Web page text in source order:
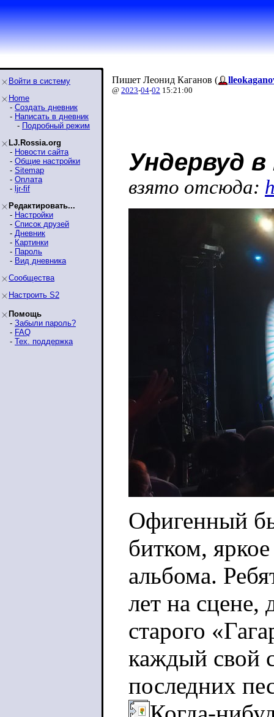
Войти в систему
Home
- Создать дневник
- Написать в дневник
- Подробный режим
LJ.Rossia.org
- Новости сайта
- Общие настройки
- Sitemap
- Оплата
- ljr-fif
Редактировать...
- Настройки
- Список друзей
- Дневник
- Картинки
- Пароль
- Вид дневника
Сообщества
Настроить S2
Помощь
- Забыли пароль?
- FAQ
- Тех. поддержка
Пишет Леонид Каганов (
@ 2023-04-02 15:21:00
Ундервуд
взято отсюда:
Офигенный
битком,
альбома.
лет на сцене,
старого
каждый свой
последних